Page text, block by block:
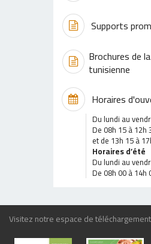
Supports
Brochures de
tunisienne
Horaires
Du lundi au
De 08h 15 à 12h
et de 13h 15 à
Horaires d’été
Du lundi au
De 08h 00 à 14h
Visitez notre espace de téléchargement